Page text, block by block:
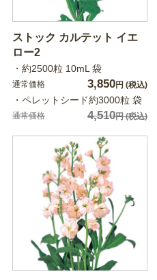
ストック カルテット イエ
ロー2
・約2500粒 10mL 袋
通常価格 3,850円 (税込)
・ペレットシード約3000粒 袋
通常価格 4,510円(税込)